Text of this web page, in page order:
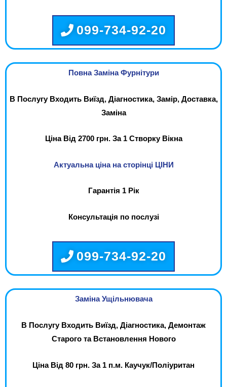
099-734-92-20
Повна Заміна Фурнітури
В Послугу Входить Виїзд, Діагностика, Замір, Доставка,
Заміна
Ціна Від 2700 грн. За 1 Створку Вікна
Актуальна ціна на сторінці ЦІНИ
Гарантія 1 Рік
Консультація по послузі
099-734-92-20
Заміна Ущільнювача
В Послугу Входить Виїзд, Діагностика, Демонтаж
Старого та Встановлення Нового
Ціна Від 80 грн. За 1 п.м. Каучук/Поліуритан